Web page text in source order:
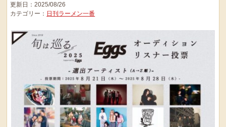
更新日：2025/08/26
カテゴリー： 日刊ラーメン一番